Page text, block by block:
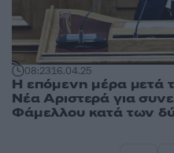
08:2316.04.25
Η επόμενη μέρα μετά
Νέα Αριστερά για
Φάμελλου κατά των